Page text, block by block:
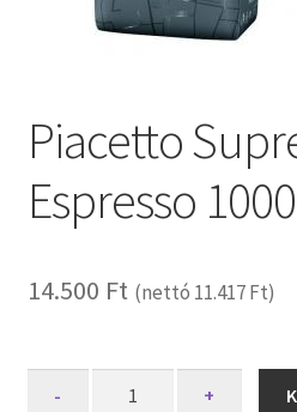
Piacetto
Espresso
14.500 Ft (nettó 11.417Ft)
- +